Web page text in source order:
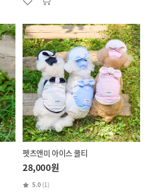
펫츠앤미 아이스 쿨티
28,000원
5.0 (1)